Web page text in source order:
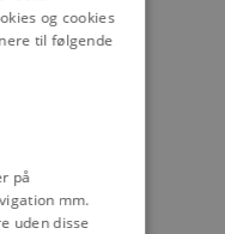
og cookies
til følgende
på
mm.
uden disse